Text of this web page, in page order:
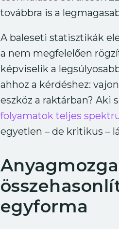
továbbra is a
A baleseti statisztikák
a nem megfelelően
képviselik a
ahhoz a kérdéshez:
eszköz a raktárban? Aki
folyamatok teljes
egyetlen – de kritikus –
egyforma